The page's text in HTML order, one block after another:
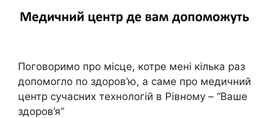
Поговоримо про місце, котре мені кілька раз
допомогло по здоров’ю, а саме про медичний
центр сучасних технологій в Рівному – “Ваше
здоров’я”